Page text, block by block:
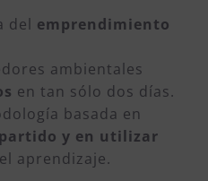
del emprendimiento
ambientales
en tan sólo dos días.
basada en
y en utilizar
aprendizaje.